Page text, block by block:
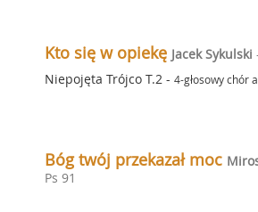
Kto się w opiekę Jacek Sykulski
Niepojęta Trójco T.2 - 4-głosowy chór
Bóg twój przekazał moc
Ps 91